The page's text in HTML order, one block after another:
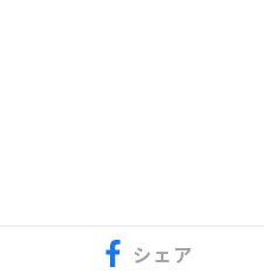
シェア